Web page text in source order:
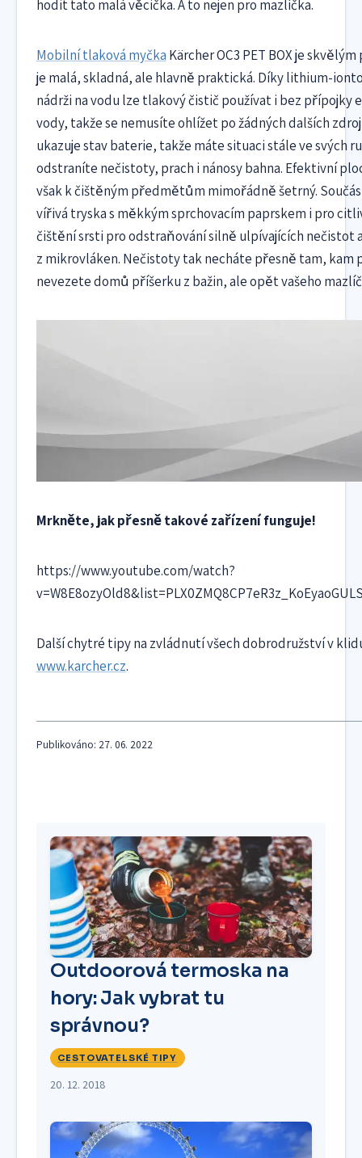
hodit tato malá věcička. A to nejen pro mazlíčka.
Mobilnítlaková myčka Kärcher OC3 PET BOX je
je malá, skladná, ale hlavně praktická. Díky lithium-
nádrži na vodu lze tlakový čistič používat i bez přípojky
vody, takže se nemusíte ohlížet po žádných dalších
ukazuje stav baterie, takže máte situaci stále ve svých
odstraníte nečistoty, prach i nánosy bahna. Efektivní
však k čištěným předmětům mimořádně šetrný.
vířivá tryska s měkkým sprchovacím paprskem i pro
čištění srsti pro odstraňování silně ulpívajících nečistot
z mikrovláken. Nečistoty tak necháte přesně tam, kam
nevezete domů příšerku z bažin, ale opět vašeho
Mrkněte, jak přesně takové zařízení funguje!
https://www.youtube.com/watch?
Další chytré tipy na zvládnutí všech dobrodružství v
www.karcher.cz.
Publikováno: 27. 06. 2022
Outdoorová termoska na
hory: Jak vybrat tu
správnou?
CESTOVATELSKÉ TIPY
20. 12. 2018